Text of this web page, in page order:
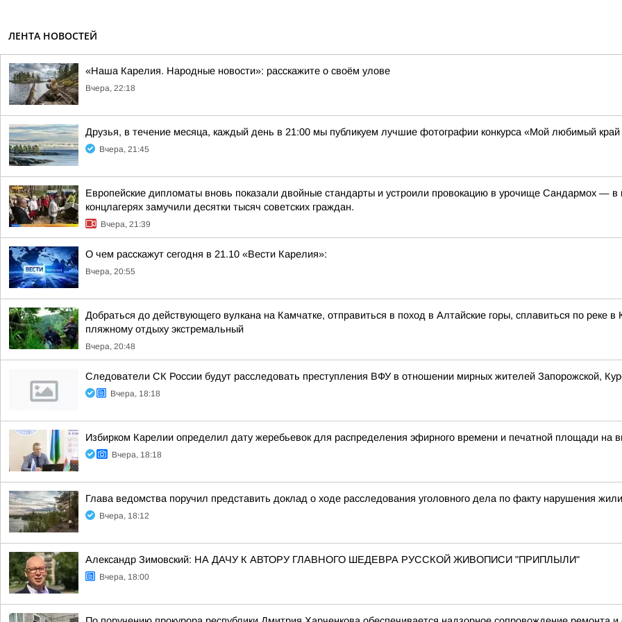
ЛЕНТА НОВОСТЕЙ
«Наша Карелия. Народные новости»: расскажите о своём улове
Вчера, 22:18
Друзья, в течение месяца, каждый день в 21:00 мы публикуем лучшие фотографии конкурса «Мой любимый
Вчера, 21:45
Европейские дипломаты вновь показали двойные стандарты и устроили провокацию в урочище Сандармох — в
концлагерях замучили десятки тысяч советских граждан.
Вчера, 21:39
О чем расскажут сегодня в 21.10 «Вести Карелия»:
Вчера, 20:55
Добраться до действующего вулкана на Камчатке, отправиться в поход в Алтайские горы, сплавиться по
пляжному отдыху экстремальный
Вчера, 20:48
Следователи СК России будут расследовать преступления ВФУ в отношении мирных жителей Запорожской,
Вчера, 18:18
Избирком Карелии определил дату жеребьевок для распределения эфирного времени и печатной площади на
Вчера, 18:18
Глава ведомства поручил представить доклад о ходе расследования уголовного дела по факту нарушения
Вчера, 18:12
Александр Зимовский: НА ДАЧУ К АВТОРУ ГЛАВНОГО ШЕДЕВРА РУССКОЙ ЖИВОПИСИ "ПРИПЛЫЛИ"
Вчера, 18:00